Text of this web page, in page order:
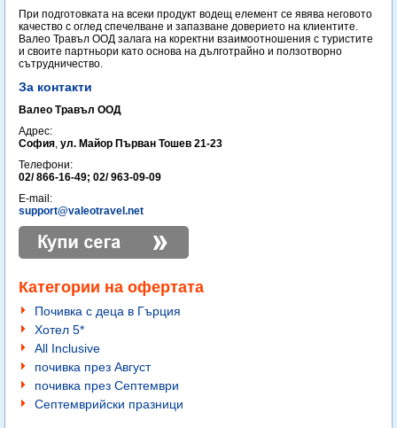
При подготовката на всеки продукт водещ елемент се явява неговото
качество с оглед спечелване и запазване доверието на клиентите.
Валео Травъл ООД залага на коректни взаимоотношения с туристите
и своите партньори като основа на дълготрайно и ползотворно
сътрудничество.
За контакти
Валео Травъл ООД
Адрес:
София, ул. Майор Първан Тошев 21-23
Телефони:
02/ 866-16-49; 02/ 963-09-09
E-mail:
support@valeotravel.net
Категории на офертата
Почивка с деца в Гърция
Хотел 5*
All Inclusive
почивка през Август
почивка през Септември
Септемврийски празници